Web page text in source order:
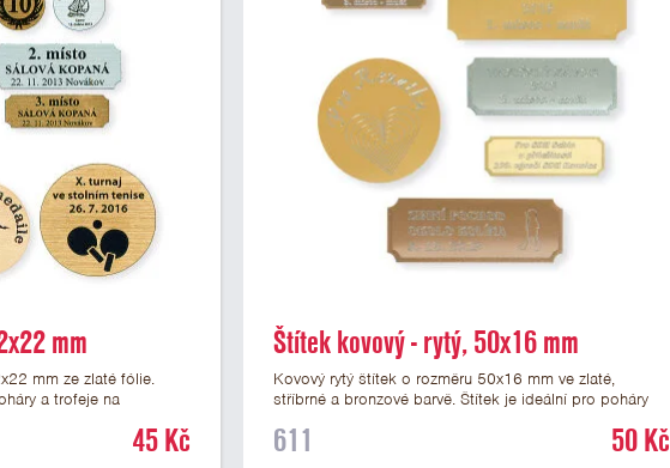
mm
mm ze zlaté fólie.
a trofeje na
U textu doporučujeme
45 Kč
Štítek kovový - rytý, 50x16 mm
Kovový rytý štítek o rozměru 50x16 mm ve zlaté,
stříbrné a bronzové barvě. Štítek je ideální pro poháry
možné vyrýt logo nebo text. U textu doporučujeme
611 50 Kč